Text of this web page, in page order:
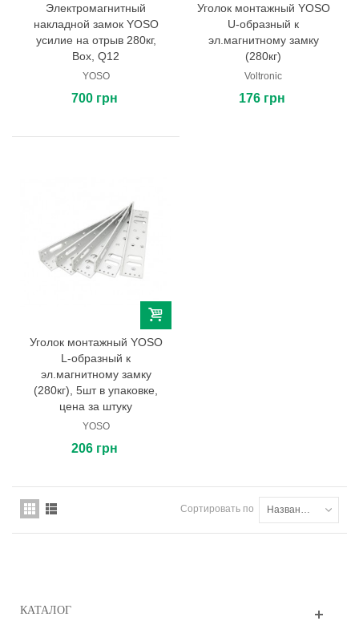
Электромагнитный
накладной замок YOSO
усилие на отрыв 280кг,
Box, Q12
YOSO
700 грн
Уголок монтажный YOSO
U-образный к
эл.магнитному замку
(280кг)
Voltronic
176 грн
Уголок монтажный YOSO
L-образный к
эл.магнитному замку
(280кг), 5шт в упаковке,
цена за штуку
YOSO
206 грн
Сортировать по
КАТАЛОГ